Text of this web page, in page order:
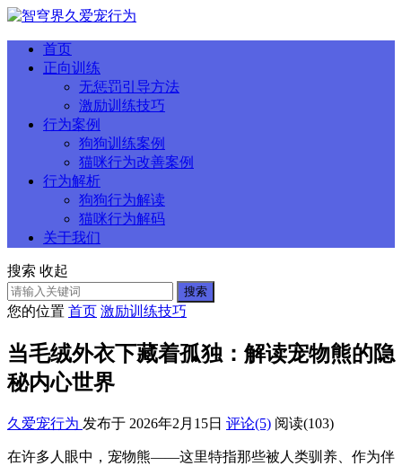
首页
正向训练
无惩罚引导方法
激励训练技巧
行为案例
狗狗训练案例
猫咪行为改善案例
行为解析
狗狗行为解读
猫咪行为解码
关于我们
搜索 收起
搜索
您的位置 首页 激励训练技巧
当毛绒外衣下藏着孤独：解读宠物熊的隐
秘内心世界
久爱宠行为 发布于 2026年2月15日 评论(5) 阅读(103)
在许多人眼中，宠物熊——这里特指那些被人类驯养、作为伴